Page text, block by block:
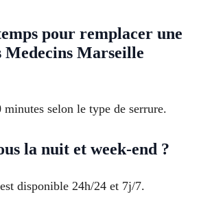
pour remplacer une
Medecins Marseille
minutes selon le type de serrure.
la nuit et week-end ?
disponible 24h/24 et 7j/7.